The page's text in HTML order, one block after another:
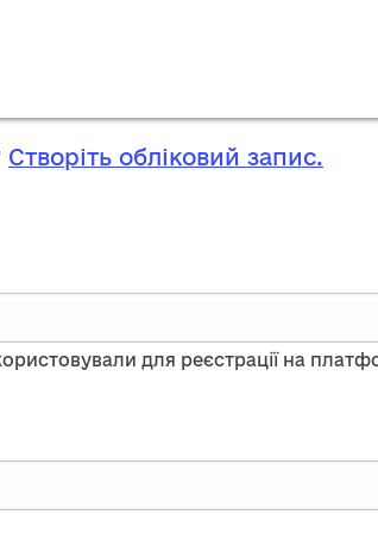
Створіть обліковий запис.
для реєстрації на